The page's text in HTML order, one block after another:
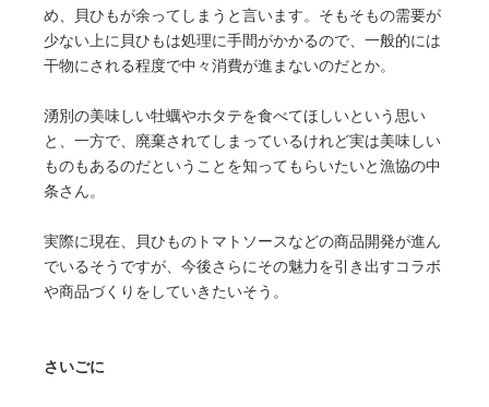
め、貝ひもが余ってしまうと言います。そもそもの需要が
少ない上に貝ひもは処理に手間がかかるので、一般的には
干物にされる程度で中々消費が進まないのだとか。
湧別の美味しい牡蠣やホタテを食べてほしいという思い
と、一方で、廃棄されてしまっているけれど実は美味しい
ものもあるのだということを知ってもらいたいと漁協の中
条さん。
実際に現在、貝ひものトマトソースなどの商品開発が進ん
でいるそうですが、今後さらにその魅力を引き出すコラボ
や商品づくりをしていきたいそう。
さいごに